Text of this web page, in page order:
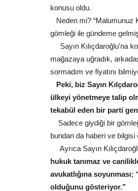
konusu oldu.
Neden mi? “Malumunuz
gömleği ile gündeme
Sayın Kılıçdaroğlu'na
mağazaya uğradık,
sormadım ve fiyatını
Peki, biz Sayın
ülkeyi yönetmeye talip
tekabül eden bir parti
Sadece giydiği bir
bundan da haberi ve
Ayrıca Sayın
hukuk tanımaz ve
avukatlığına
olduğunu gösteriyor.”
Siyaset
Başkan